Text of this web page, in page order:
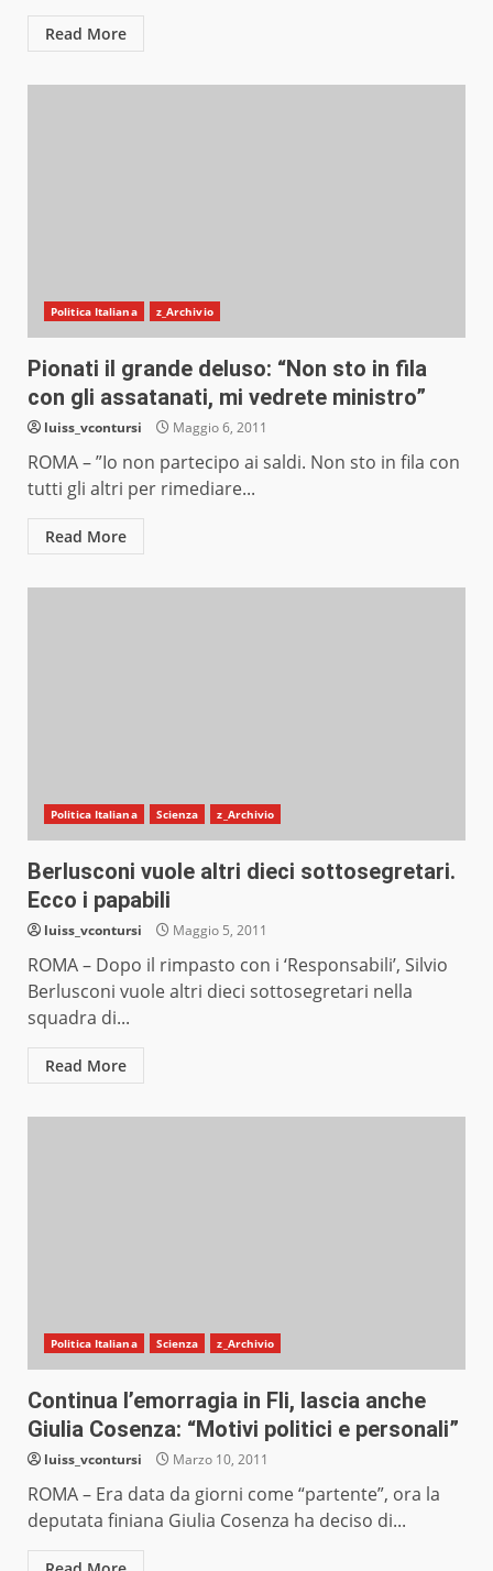
Read More
Politica Italiana z_Archivio
Pionati il grande deluso: “Non sto in fila
con gli assatanati, mi vedrete ministro”
luiss_vcontursi Maggio 6, 2011
ROMA – ”Io non partecipo ai saldi. Non sto in fila con
tutti gli altri per rimediare...
Read More
Politica Italiana Scienza z_Archivio
Berlusconi vuole altri dieci sottosegretari.
Ecco i papabili
luiss_vcontursi Maggio 5, 2011
ROMA – Dopo il rimpasto con i ‘Responsabili’, Silvio
Berlusconi vuole altri dieci sottosegretari nella
squadra di...
Read More
Politica Italiana Scienza z_Archivio
Continua l’emorragia in Fli, lascia anche
Giulia Cosenza: “Motivi politici e personali”
luiss_vcontursi Marzo 10, 2011
ROMA – Era data da giorni come “partente”, ora la
deputata finiana Giulia Cosenza ha deciso di...